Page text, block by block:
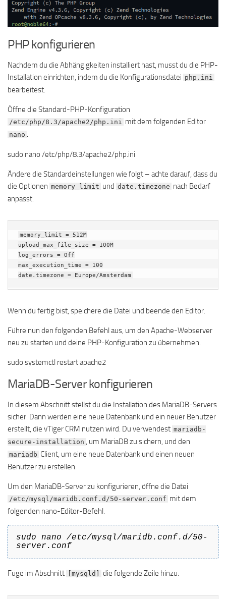
PHP konfigurieren
Nachdem du die Abhängigkeiten installiert hast, musst du die PHP-
Installation einrichten, indem du die Konfigurationsdatei php.ini
bearbeitest.
Öffne die Standard-PHP-Konfiguration
/etc/php/8.3/apache2/php.ini mit dem folgenden Editor
nano .
sudo nano /etc/php/8.3/apache2/php.ini
Ändere die Standardeinstellungen wie folgt – achte darauf, dass du
die Optionen memory_limit und date.timezone nach Bedarf
anpasst.
memory_limit = 512M
upload_max_file_size = 100M
log_errors = Off
max_execution_time = 100
Wenn du fertig bist, speichere die Datei und beende den Editor.
Führe nun den folgenden Befehl aus, um den Apache-Webserver
neu zu starten und deine PHP-Konfiguration zu übernehmen.
sudo systemctl restart apache2
MariaDB-Server konfigurieren
In diesem Abschnitt stellst du die Installation des MariaDB-Servers
sicher. Dann werden eine neue Datenbank und ein neuer Benutzer
erstellt, die vTiger CRM nutzen wird. Du verwendest mariadb-
secure-installation , um MariaDB zu sichern, und den
mariadb Client, um eine neue Datenbank und einen neuen
Benutzer zu erstellen.
Um den MariaDB-Server zu konfigurieren, öffne die Datei
/etc/mysql/maridb.conf.d/50-server.conf mit dem
folgenden nano-Editor-Befehl.
sudo nano /etc/mysql/maridb.conf.d/50-
server.conf
Füge im Abschnitt [mysqld] die folgende Zeile hinzu: